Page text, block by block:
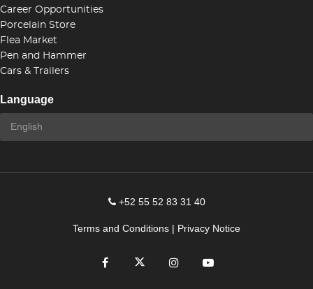
Career Opportunities
Porcelain Store
Flea Market
Pen and Hammer
Cars & Trailers
Language
+52 55 52 83 31 40
Terms and Conditions | Privacy Notice